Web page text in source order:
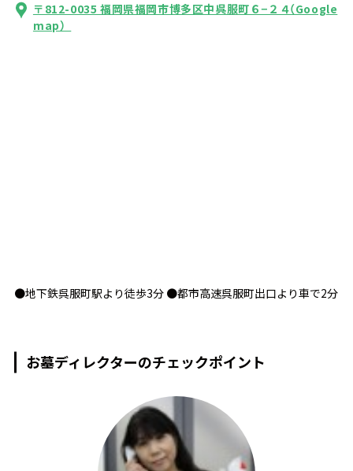
〒812-0035 福岡県福岡市博多区中呉服町６−２４（Google
map）
●地下鉄呉服町駅より徒歩3分 ●都市高速呉服町出口より車で2分
お墓ディレクターのチェックポイント